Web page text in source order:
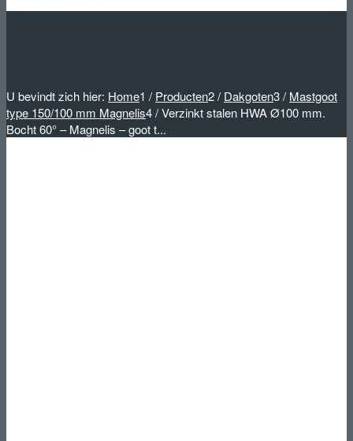
U bevindt zich hier: Home1 / Producten2/ Dakgoten3/ Mastgoot
type 150/100 mm Magnelis4/Verzinkt stalen HWA Ø100 mm.
Bocht 60° – Magnelis – goot t...